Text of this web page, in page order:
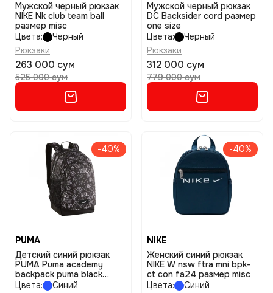
Мужской черный рюкзак
NIKE Nk club team ball
размер misc
Цвета:
Черный
Рюкзаки
263 000 сум
525 000 сум
Мужской черный рюкзак
DC Backsider cord размер
one size
Цвета:
Черный
Рюкзаки
312 000 сум
779 000 сум
-40%
PUMA
Детский синий рюкзак
PUMA Puma academy
backpack puma black
размер x
Цвета:
Синий
-40%
NIKE
Женский синий рюкзак
NIKE W nsw ftra mni bpk-
ct con fa24 размер misc
Цвета:
Синий